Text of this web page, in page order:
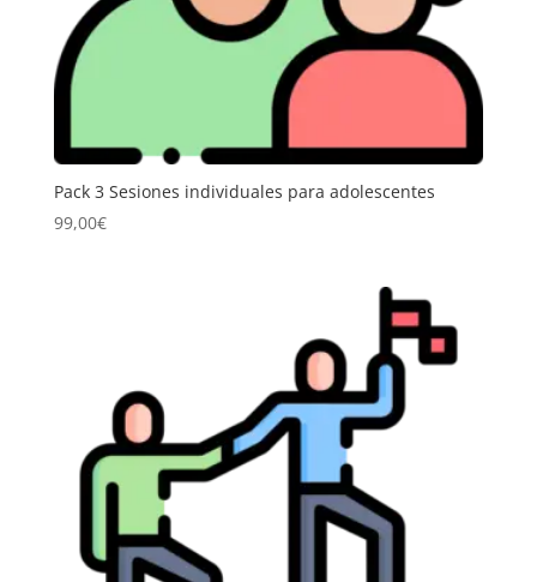
Pack 3 Sesiones individuales para adolescentes
99,00€